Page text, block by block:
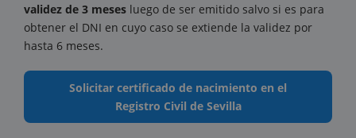
validez de 3 meses luego de ser emitido salvo si es para
obtener el DNI en cuyo caso se extiende la validez por
hasta 6 meses.
Solicitar certificado de nacimiento en el
Registro Civil de Sevilla